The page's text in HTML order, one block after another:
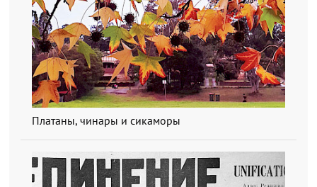
Платаны, чинары и сикаморы